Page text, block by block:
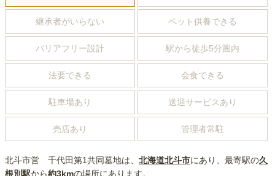
継承者がいらない ペット供養できる
バリアフリー設計 駅から徒歩5分圏内
法要できる 会食できる
駐車場あり 送迎サービスあり
売店あり 管理者常駐
北斗市営 千代田第1共同墓地は、 北海道北斗市にあり 、最寄駅の久
根別駅から約3kmの場所にあり ます。